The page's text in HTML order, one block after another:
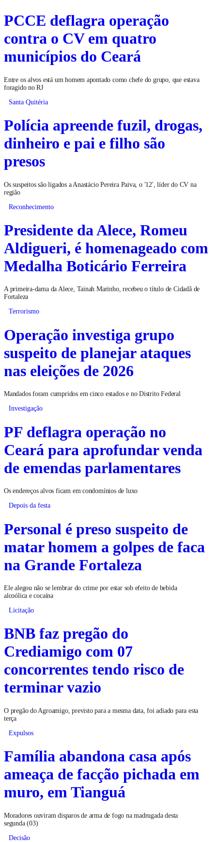
PCCE deflagra operação
contra o CV em quatro
municípios do Ceará
Entre os alvos está um homem apontado como chefe do grupo, que estava
foragido no RJ
Santa Quitéria
Polícia apreende fuzil, drogas,
dinheiro e pai e filho são
presos
Os suspeitos são ligados a Anastácio Pereira Paiva, o '12', líder do CV na
região
Reconhecimento
Presidente da Alece, Romeu
Aldigueri, é homenageado com
Medalha Boticário Ferreira
A primeira-dama da Alece, Tainah Marinho, recebeu o título de Cidadã de
Fortaleza
Terrorismo
Operação investiga grupo
suspeito de planejar ataques
nas eleições de 2026
Mandados foram cumpridos em cinco estados e no Distrito Federal
Investigação
PF deflagra operação no
Ceará para aprofundar venda
de emendas parlamentares
Os endereços alvos ficam em condomínios de luxo
Depois da festa
Personal é preso suspeito de
matar homem a golpes de faca
na Grande Fortaleza
Ele alegou não se lembrar do crime por estar sob efeito de bebida
alcoólica e cocaína
Licitação
BNB faz pregão do
Crediamigo com 07
concorrentes tendo risco de
terminar vazio
O pregão do Agroamigo, previsto para a mesma data, foi adiado para esta
terça
Expulsos
Família abandona casa após
ameaça de facção pichada em
muro, em Tianguá
Moradores ouviram disparos de arma de fogo na madrugada desta
segunda (03)
Decisão